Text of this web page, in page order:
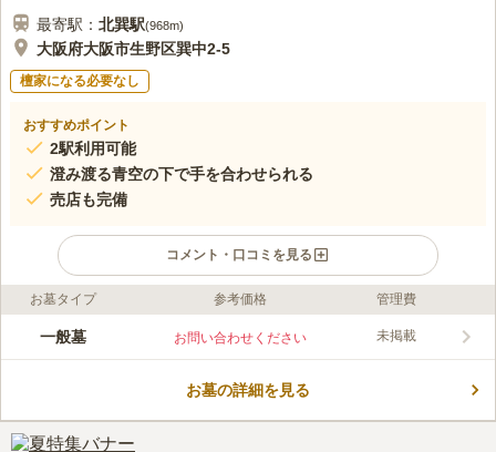
最寄駅： 北巽駅(968m)
大阪府大阪市生野区巽中2-5
檀家になる必要なし
おすすめポイント
2駅利用可能
澄み渡る青空の下で手を合わせられる
売店も完備
コメント・口コミを見る
ライフドット編集部のコメント
大地墓地・巽霊園は、閑静な住宅街にある霊園です。宗教不問で
いるので、暑い日は日影で休むことができます。売店があるた
少なくて済みます。最寄駅である地下鉄千日前線「南巽駅」を含
口コミ評価
お墓タイプ 参考価格 管理費
一般墓 お問い合わせください 未掲載
お墓の詳細を見る